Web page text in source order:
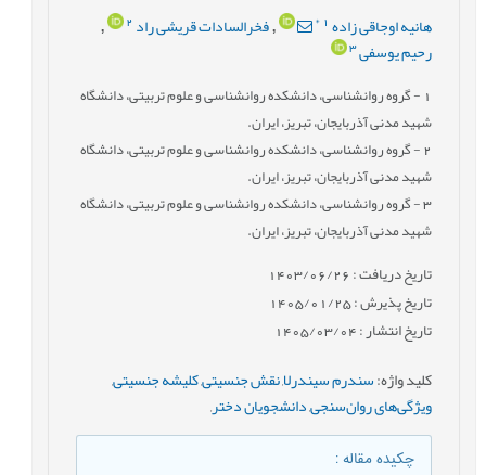
هانیه اوجاقی زاده1
*
,فخرالسادات قریشی راد 2
,
رحیم یوسفی 3
- گروه روان‏شناسی، دانشکده روان‏شناسی و علوم تربیتی، دانشگاه
شهید مدنی آذربایجان، تبریز، ایران.
2- گروه روان‏شناسی، دانشکده روان‏شناسی و علوم تربیتی، دانشگاه
شهید مدنی آذربایجان، تبریز، ایران.
3- گروه روان‏شناسی، دانشکده روان‏شناسی و علوم تربیتی، دانشگاه
شهید مدنی آذربایجان، تبریز، ایران.
تاریخ دریافت : 1403/06/26
تاریخ پذیرش : 1405/01/25
تاریخ انتشار : 1405/03/04
کلید واژه:سندرم سیندرلا,نقش جنسیتی,کلیشه جنسیتی,
ویژگی‌های روان‌سنجی,دانشجویان دختر,
چکیده مقاله: